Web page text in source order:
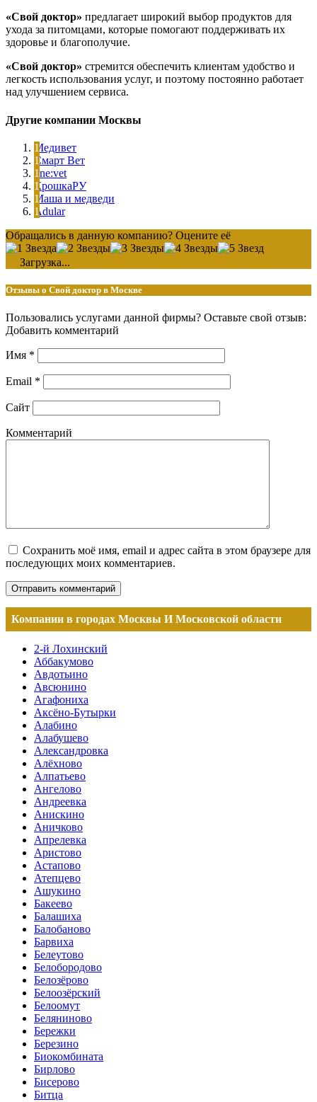
«Свой доктор» предлагает широкий выбор продуктов для
ухода за питомцами, которые помогают поддерживать их
здоровье и благополучие.
«Свой доктор» стремится обеспечить клиентам удобство и
легкость использования услуг, и поэтому постоянно работает
над улучшением сервиса.
Другие компании Москвы
Медивет
Смарт Вет
one:vet
КрошкаРУ
Маша и медведи
Adular
Обращались в данную компанию? Оцените её
Загрузка...
Отзывы о Свой доктор в Москве
Пользовались услугами данной фирмы? Оставьте свой отзыв:
Добавить комментарий
Имя *
Email *
Сайт
Комментарий
Сохранить моё имя, email и адрес сайта в этом браузере для
последующих моих комментариев.
Компании в городах Москвы И Московской области
2-й Лохинский
Аббакумово
Авдотьино
Авсюнино
Агафониха
Аксёно-Бутырки
Алабино
Алабушево
Александровка
Алёхново
Алпатьево
Ангелово
Андреевка
Анискино
Аничково
Апрелевка
Аристово
Астапово
Атепцево
Ашукино
Бакеево
Балашиха
Балобаново
Барвиха
Белеутово
Белобородово
Белозёрово
Белоозёрский
Белоомут
Беляниново
Бережки
Березино
Биокомбината
Бирлово
Бисерово
Битца